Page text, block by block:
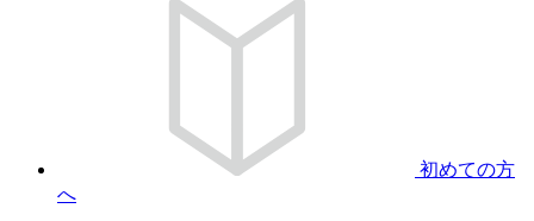
初めての方
へ